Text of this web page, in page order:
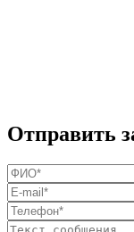
Отправить